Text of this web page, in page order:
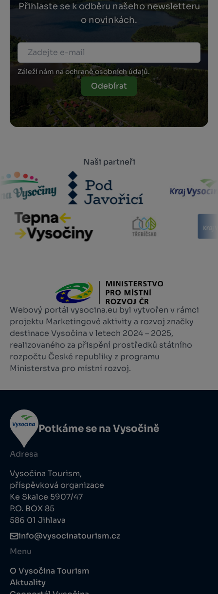
Přihlaste se k odběru našeho newsletteru
o novinkách.
Záleží nám na ochraně osobních údajů.
Odebírat
Naši partneři
Webový portál vysocina.eu byl vytvořen v rámci
projektu Marketingové aktivity a rozvoj značky
destinace Vysočina v letech 2024 – 2025,
realizovaného za přispění prostředků státního
rozpočtu České republiky z programu
Ministerstva pro místní rozvoj.
Potkáme se na Vysočině
Adresa
Vysočina Tourism,
příspěvková organizace
Ke Skalce 5907/47
P.O. BOX 85
586 01 Jihlava
info@vysocinatourism.cz
Menu
O Vysočina Tourism
Aktuality